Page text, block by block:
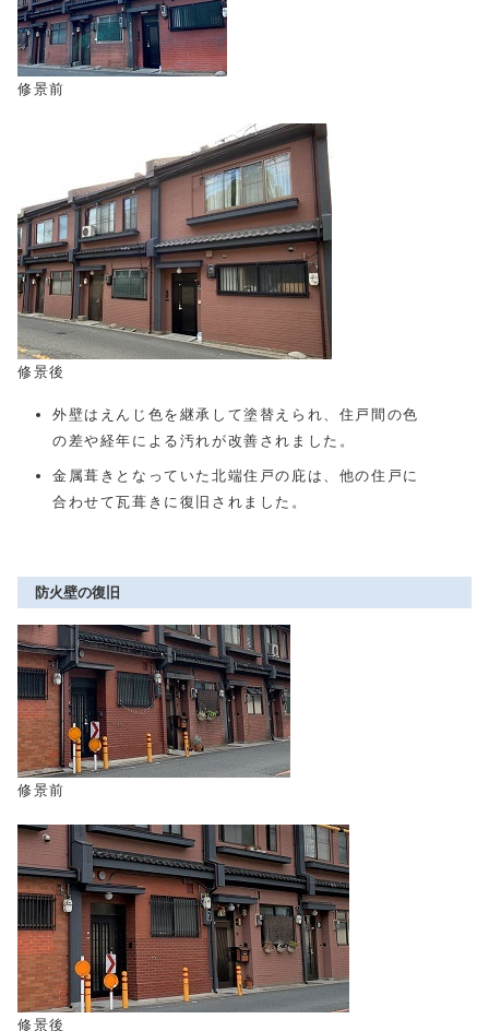
修景前
修景後
外壁はえんじ色を継承して塗替えられ、住戸間の色
の差や経年による汚れが改善されました。
金属葺きとなっていた北端住戸の庇は、他の住戸に
合わせて瓦葺きに復旧されました。
防火壁の復旧
修景前
修景後